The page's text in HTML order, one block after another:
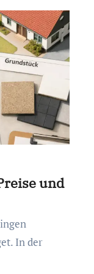
und
In der